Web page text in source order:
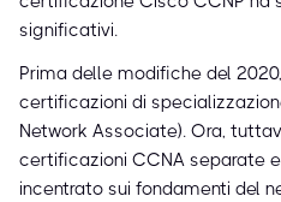
significativi.
Prima delle modifiche del
certificazioni di
Network Associate). Ora,
certificazioni CCNA separate
incentrato sui fondamenti del